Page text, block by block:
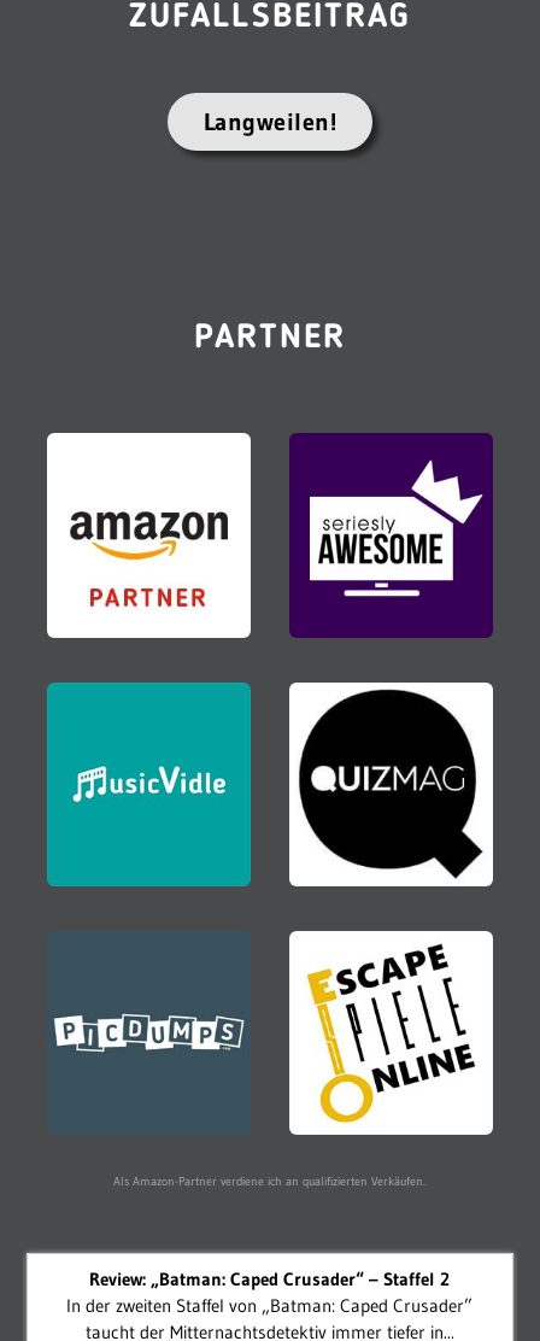
ZUFALLSBEITRAG
Langweilen!
PARTNER
Als Amazon-Partner verdiene ich an qualifizierten Verkäufen.
Review: „Batman: Caped Crusader“ – Staffel 2
In der zweiten Staffel von „Batman: Caped Crusader”
taucht der Mitternachtsdetektiv immer tiefer in...